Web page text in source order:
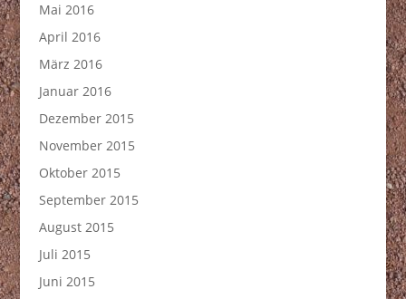
Mai 2016
April 2016
März 2016
Januar 2016
Dezember 2015
November 2015
Oktober 2015
September 2015
August 2015
Juli 2015
Juni 2015